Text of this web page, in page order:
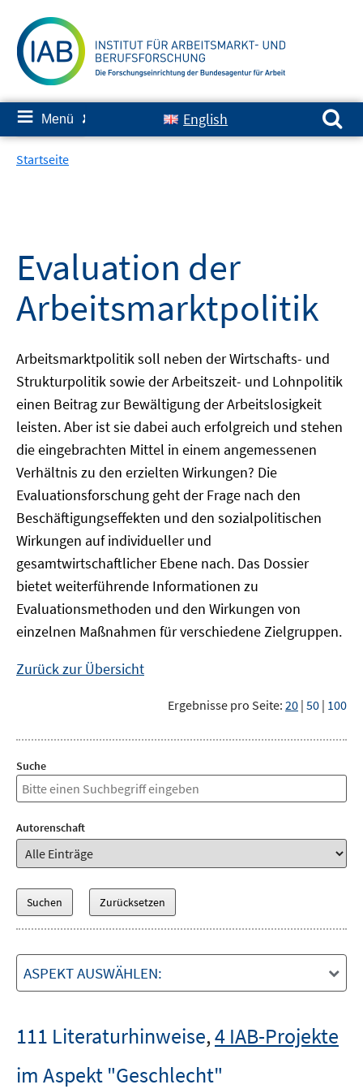
zum
Inhalt
≡ Menü ✘ English
Suchen nach:
Startseite
Evaluation der
Arbeitsmarktpolitik
Arbeitsmarktpolitik soll neben der Wirtschafts- und
Strukturpolitik sowie der Arbeitszeit- und Lohnpolitik
einen Beitrag zur Bewältigung der Arbeitslosigkeit
leisten. Aber ist sie dabei auch erfolgreich und stehen
die eingebrachten Mittel in einem angemessenen
Verhältnis zu den erzielten Wirkungen? Die
Evaluationsforschung geht der Frage nach den
Beschäftigungseffekten und den sozialpolitischen
Wirkungen auf individueller und
gesamtwirtschaftlicher Ebene nach. Das Dossier
bietet weiterführende Informationen zu
Evaluationsmethoden und den Wirkungen von
einzelnen Maßnahmen für verschiedene Zielgruppen.
Zurück zur Übersicht
Ergebnisse pro Seite: 20 | 50 | 100
Suche
Autorenschaft
ASPEKT AUSWÄHLEN:
111 Literaturhinweise,4 IAB-Projekte
im Aspekt "Geschlecht"